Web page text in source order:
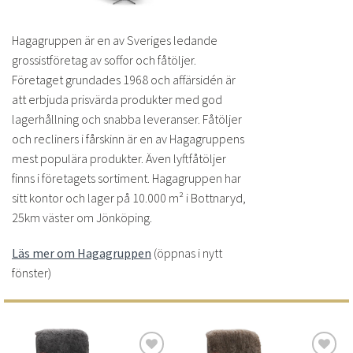
Hagagruppen är en av Sveriges ledande
grossistföretag av soffor och fåtöljer.
Företaget grundades 1968 och affärsidén är
att erbjuda prisvärda produkter med god
lagerhållning och snabba leveranser. Fåtöljer
och recliners i fårskinn är en av Hagagruppens
mest populära produkter. Även lyftfåtöljer
finns i företagets sortiment. Hagagruppen har
sitt kontor och lager på 10.000 m² i Bottnaryd,
25km väster om Jönköping.
Läs mer om Hagagruppen (öppnas i nytt
fönster)